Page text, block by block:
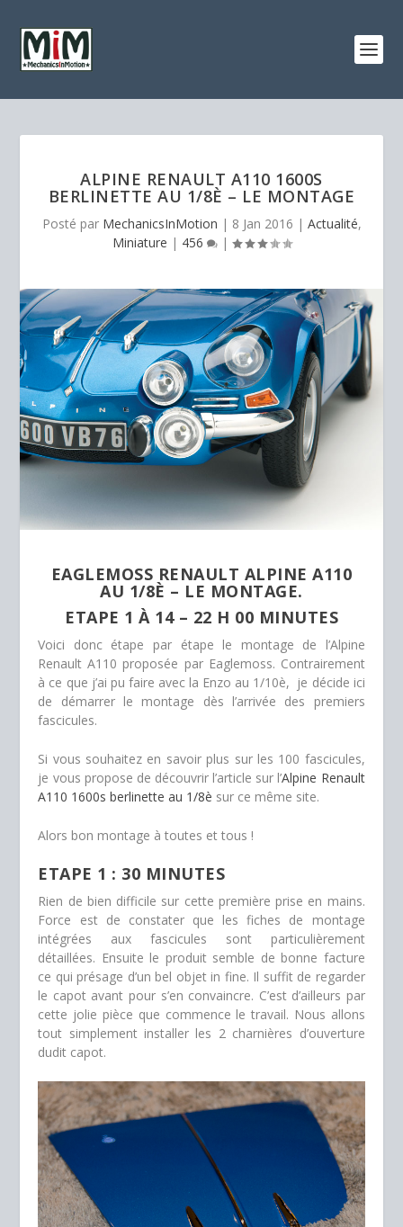
ALPINE RENAULT A110 1600S
BERLINETTE AU 1/8È – LE MONTAGE
Posté par MechanicsInMotion | 8 Jan 2016 | Actualité,
Miniature | 456 |
EAGLEMOSS RENAULT ALPINE A110
AU 1/8È – LE MONTAGE.
ETAPE 1 À 14 – 22 H 00 MINUTES
Voici donc étape par étape le montage de l’Alpine
Renault A110 proposée par Eaglemoss. Contrairement
à ce que j’ai pu faire avec la Enzo au 1/10è, je décide ici
de démarrer le montage dès l’arrivée des premiers
fascicules.
Si vous souhaitez en savoir plus sur les 100 fascicules,
je vous propose de découvrir l’article sur l’Alpine Renault
A110 1600s berlinette au 1/8è sur ce même site.
Alors bon montage à toutes et tous !
ETAPE 1 : 30 MINUTES
Rien de bien difficile sur cette première prise en mains.
Force est de constater que les fiches de montage
intégrées aux fascicules sont particulièrement
détaillées. Ensuite le produit semble de bonne facture
ce qui présage d’un bel objet in fine. Il suffit de regarder
le capot avant pour s’en convaincre. C’est d’ailleurs par
cette jolie pièce que commence le travail. Nous allons
tout simplement installer les 2 charnières d’ouverture
dudit capot.